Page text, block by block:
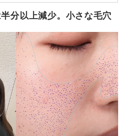
分以上減少。小さな毛穴